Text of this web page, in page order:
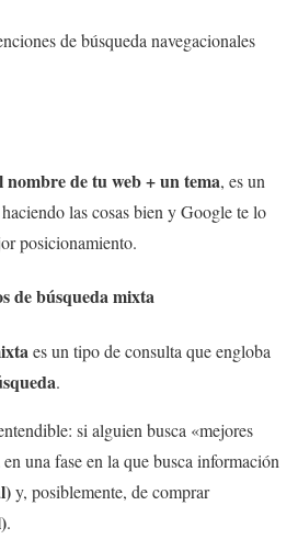
de búsqueda navegacionales
nombre de tu web + un tema, es un
las cosas bien y Google te lo
posicionamiento.
de búsqueda mixta
es un tipo de consulta que engloba
.
si alguien busca «mejores
una fase en la que busca información
y, posiblemente, de comprar
.